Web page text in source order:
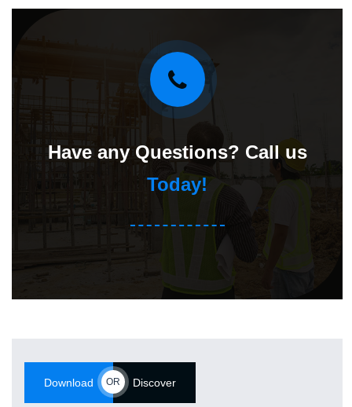
Have any Questions? Call us
Today!
Download OR Discover